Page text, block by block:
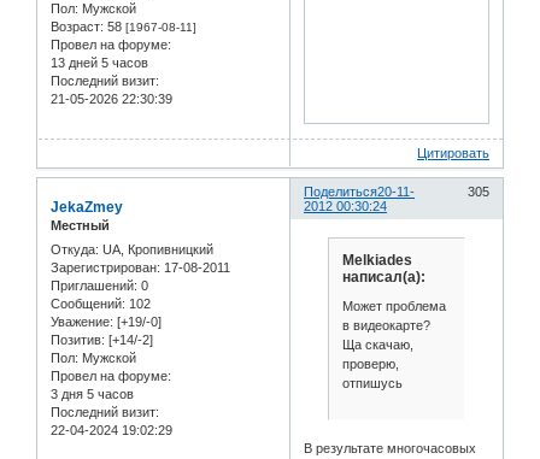
Пол: Мужской
Возраст: 58 [1967-08-11]
Провел на форуме:
13 дней 5 часов
Последний визит:
21-05-2026 22:30:39
Цитировать
Поделиться 305
20-11-
2012 00:30:24
JekaZmey
Местный
Откуда: UA, Кропивницкий
Зарегистрирован: 17-08-2011
Приглашений: 0
Сообщений: 102
Уважение: [+19/-0]
Позитив: [+14/-2]
Пол: Мужской
Провел на форуме:
3 дня 5 часов
Последний визит:
22-04-2024 19:02:29
Melkiades
написал(а):
Может проблема
в видеокарте?
Ща скачаю,
проверю,
отпишусь
В результате многочасовых